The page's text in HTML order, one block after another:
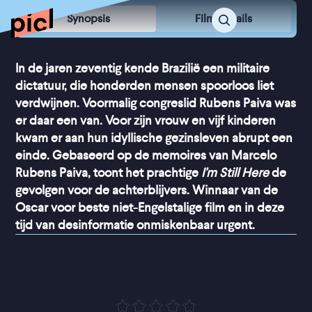
Synopsis Film Details
In de jaren zeventig kende Brazilië een militaire
dictatuur, die honderden mensen spoorloos liet
verdwijnen. Voormalig congreslid Rubens Paiva was
er daar een van. Voor zijn vrouw en vijf kinderen
kwam er aan hun idyllische gezinsleven abrupt een
einde. Gebaseerd op de memoires van Marcelo
Rubens Paiva, toont het prachtige I’m Still Herede
gevolgen voor de achterblijvers. Winnaar van de
Oscar voor beste niet-Engelstalige film en in deze
tijd van desinformatie onmiskenbaar urgent.